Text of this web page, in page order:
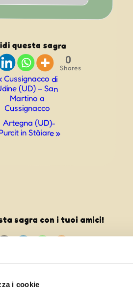
i cookie
questa sagra
0
Shares
Cussignacco di
(UD) – San
Martino a
Cussignacco
Artegna (UD)-
in Stàiare»
sagra con i tuoi amici!